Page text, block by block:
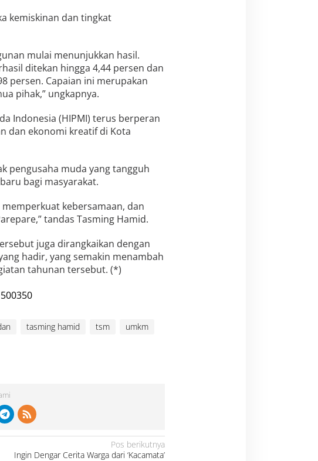
kemiskinan dan tingkat
mulai menunjukkan hasil.
ditekan hingga 4,44 persen dan
persen. Capaian ini merupakan
pihak,” ungkapnya.
Indonesia (HIPMI) terus berperan
dan ekonomi kreatif di Kota
pengusaha muda yang tangguh
bagi masyarakat.
kebersamaan, dan
tandas Tasming Hamid.
juga dirangkaikan dengan
hadir, yang semakin menambah
tahunan tersebut. (*)
tasming hamid tsm
umkm
Pos berikutnya
Ingin Dengar Cerita Warga dari ‘Kacamata’